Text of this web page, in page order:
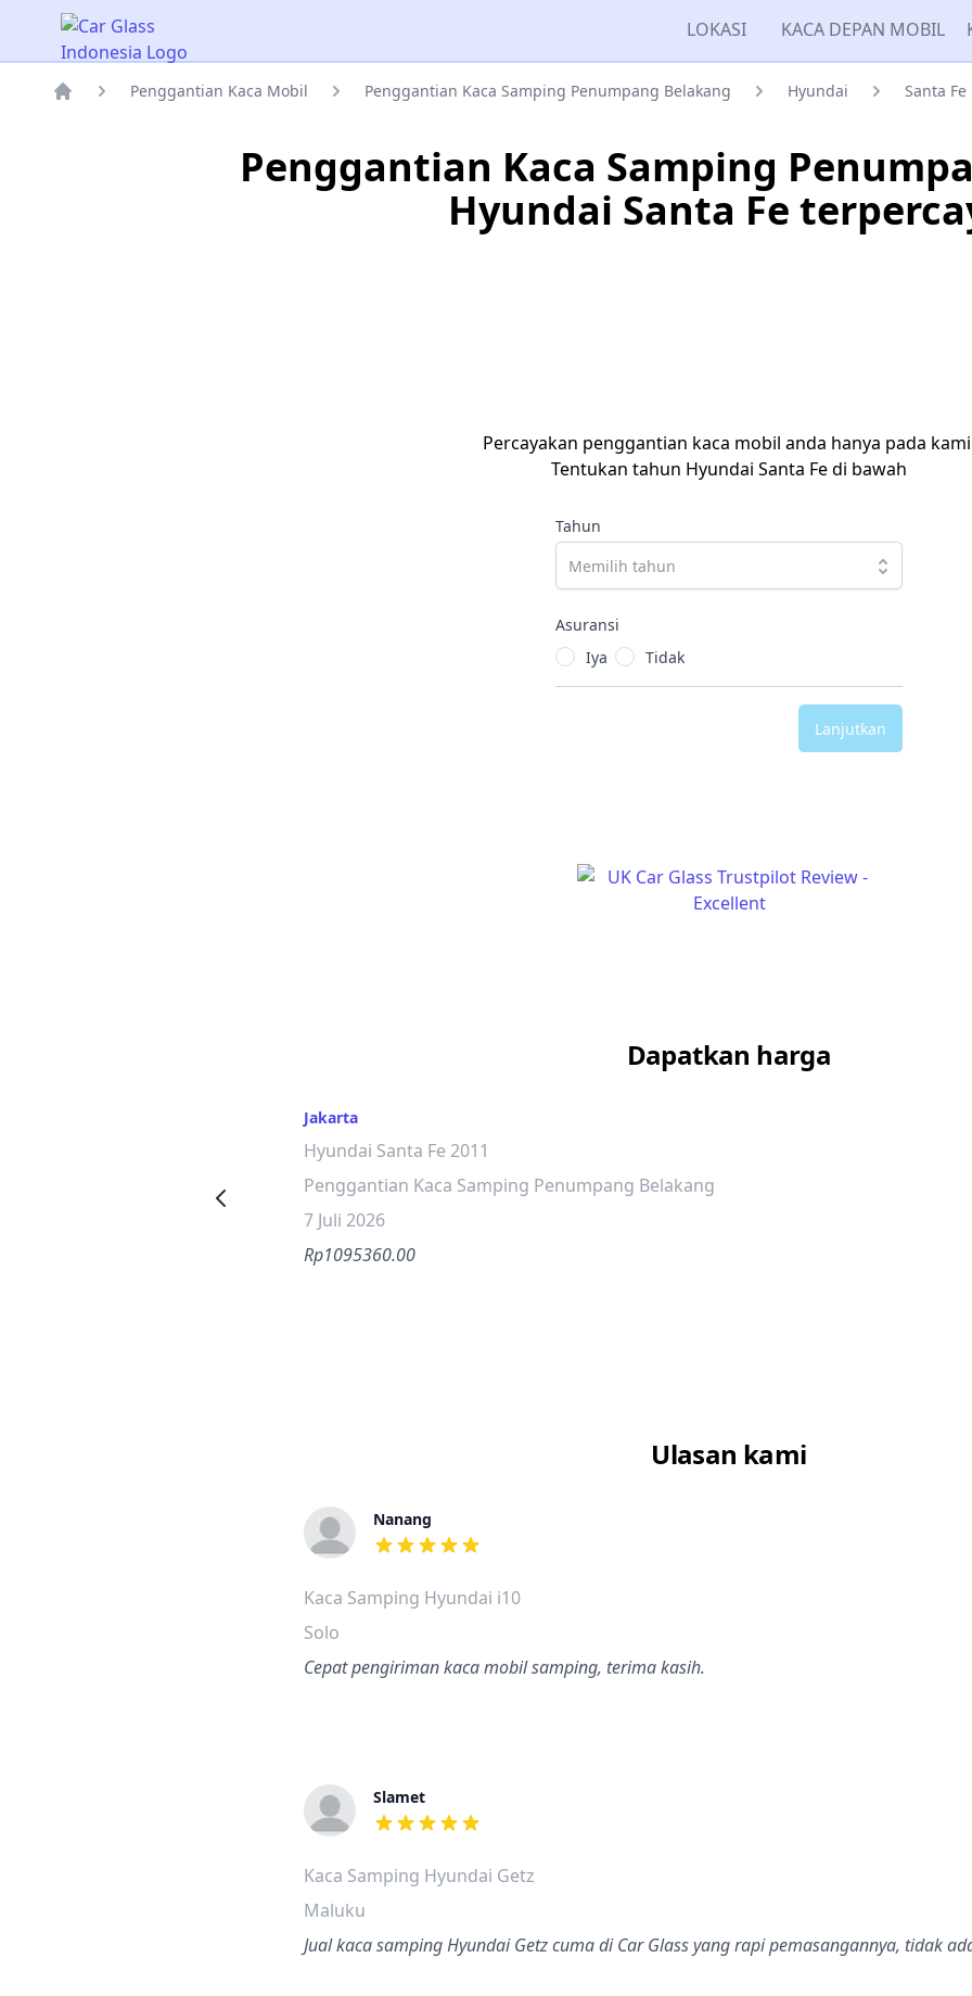
Car Glass Indonesia LOKASI KACA DEPAN MOBIL
Penggantian Kaca Mobil Penggantian Kaca Samping Penumpang Belakang Hyundai Santa Fe
Penggantian Kaca Samping
Hyundai Santa Fe
Percayakan penggantian kaca mobil anda hanya pada
Tentukan tahun Hyundai Santa Fe di bawah
Tahun
Asuransi
Iya
Tidak
Lanjutkan
Dapatkan harga
Jakarta
Hyundai Santa Fe 2011
Penggantian Kaca Samping Penumpang Belakang
7 Juli 2026
Rp1095360.00
Ulasan kami
Nanang
dari ulasan adalah bintang lima
Kaca Samping Hyundai i10
Solo
Cepat pengiriman kaca mobil samping, terima kasih.
Slamet
dari ulasan adalah bintang lima
Kaca Samping Hyundai Getz
Maluku
Jual kaca samping Hyundai Getz cuma di Car Glass yang rapi pemasangannya, tidak